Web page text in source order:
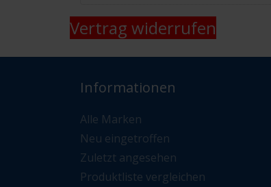
Vertrag widerrufen
Informationen
Alle Marken
Neu eingetroffen
Zuletzt angesehen
Produktliste vergleichen